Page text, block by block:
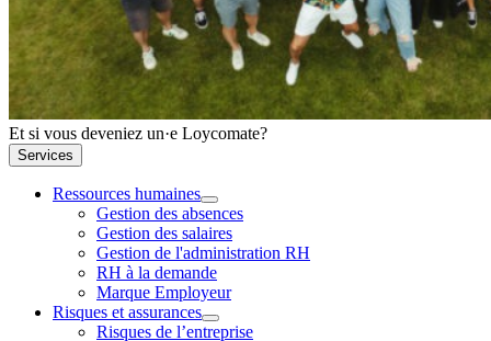
Et si vous deveniez un·e Loycomate?
Services
Ressources humaines
Gestion des absences
Gestion des salaires
Gestion de l'administration RH
RH à la demande
Marque Employeur
Risques et assurances
Risques de l’entreprise